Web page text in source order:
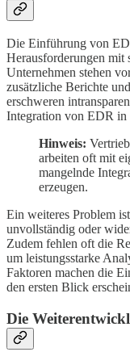
Die Einführung von
Herausforderungen mit
Unternehmen stehen
zusätzliche Berichte
erschweren
Integration von EDR in
Hinweis:
arbeiten oft mit
mangelnde
erzeugen.
Ein weiteres Problem
unvollständig oder
Zudem fehlen oft die
um leistungsstarke
Faktoren machen die
den ersten Blick
Die